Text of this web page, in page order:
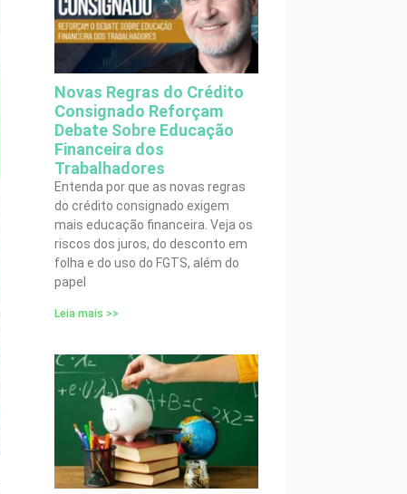
Novas Regras do Crédito
Consignado Reforçam
Debate Sobre Educação
Financeira dos
Trabalhadores
Entenda por que as novas regras
do crédito consignado exigem
mais educação financeira. Veja os
riscos dos juros, do desconto em
folha e do uso do FGTS, além do
papel
Leia mais >>